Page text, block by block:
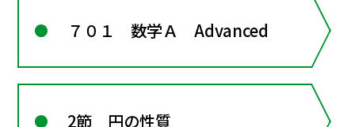
７０１ 数学Ａ Advanced
2節 円の性質